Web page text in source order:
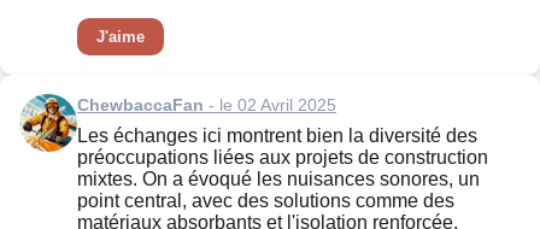
J'aime
ChewbaccaFan - le 02 Avril 2025
Les échanges ici montrent bien la diversité des
préoccupations liées aux projets de construction
mixtes. On a évoqué les nuisances sonores, un
point central, avec des solutions comme des
matériaux absorbants et l'isolation renforcée,